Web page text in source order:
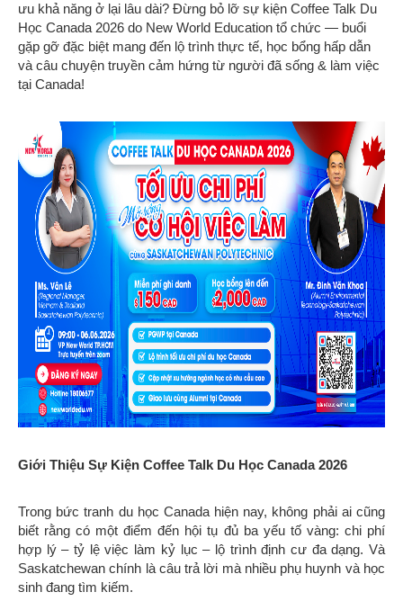
ưu khả năng ở lại lâu dài? Đừng bỏ lỡ sự kiện Coffee Talk Du
Học Canada 2026 do New World Education tổ chức — buổi
gặp gỡ đặc biệt mang đến lộ trình thực tế, học bổng hấp dẫn
và câu chuyện truyền cảm hứng từ người đã sống & làm việc
tại Canada!
Giới Thiệu Sự Kiện Coffee Talk Du Học Canada 2026
Trong bức tranh du học Canada hiện nay, không phải ai cũng
biết rằng có một điểm đến hội tụ đủ ba yếu tố vàng: chi phí
hợp lý – tỷ lệ việc làm kỷ lục – lộ trình định cư đa dạng. Và
Saskatchewan chính là câu trả lời mà nhiều phụ huynh và học
sinh đang tìm kiếm.